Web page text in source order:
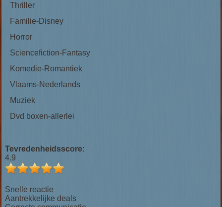
Thriller
Familie-Disney
Horror
Sciencefiction-Fantasy
Komedie-Romantiek
Vlaams-Nederlands
Muziek
Dvd boxen-allerlei
Tevredenheidsscore:
4.9
Snelle reactie
Aantrekkelijke deals